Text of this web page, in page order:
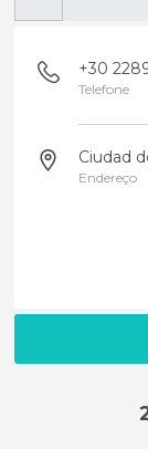
+30
Telefone
Ciudad
Endereço